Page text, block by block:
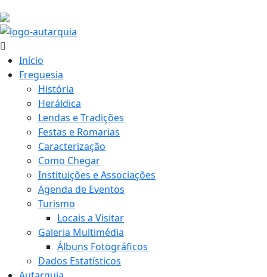
Início
Freguesia
História
Heráldica
Lendas e Tradições
Festas e Romarias
Caracterização
Como Chegar
Instituições e Associações
Agenda de Eventos
Turismo
Locais a Visitar
Galeria Multimédia
Álbuns Fotográficos
Dados Estatísticos